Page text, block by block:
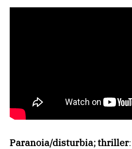
Paranoia/disturbia; thriller